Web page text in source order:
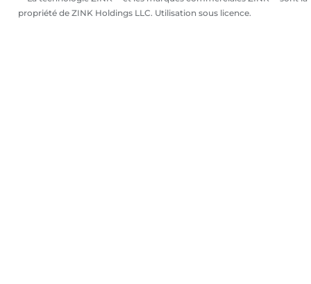
propriété de ZINK Holdings LLC. Utilisation sous licence.